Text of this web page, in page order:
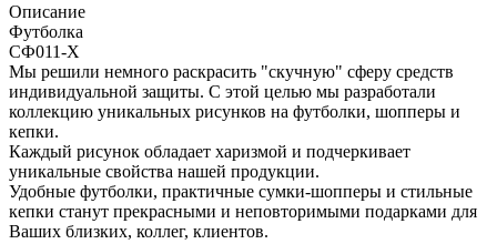
Описание
Футболка
СФ011-Х
Мы решили немного раскрасить "скучную" сферу средств
индивидуальной защиты. С этой целью мы разработали
коллекцию уникальных рисунков на футболки, шопперы и
кепки.
Каждый рисунок обладает харизмой и подчеркивает
уникальные свойства нашей продукции.
Удобные футболки, практичные сумки-шопперы и стильные
кепки станут прекрасными и неповторимыми подарками для
Ваших близких, коллег, клиентов.